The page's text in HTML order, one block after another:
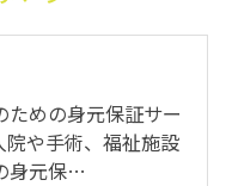
ための身元保証サー
院や手術、福祉施設
身元保…